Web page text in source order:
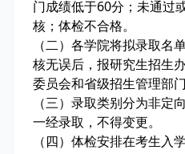
门成绩低于60分；未通过
核；体检不合格。
（二）各学院将拟录取名
核无误后，报研究生招生
委员会和省级招生管理部
（三）录取类别分为非定
一经录取，不得变更。
（四）体检安排在考生入